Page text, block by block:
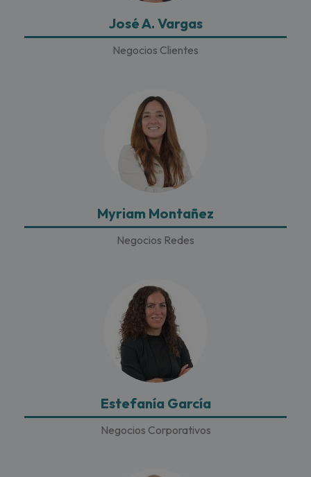
José A. Vargas
Negocios Clientes
Myriam Montañez
Negocios Redes
Estefanía García
Negocios Corporativos